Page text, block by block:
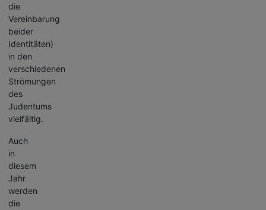
die
Vereinbarung
beider
Identitäten)
in den
verschiedenen
Strömungen
des
Judentums
vielfältig.
Auch
in
diesem
Jahr
werden
die